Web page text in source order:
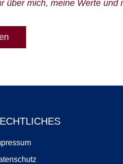
über mich, meine Werte und